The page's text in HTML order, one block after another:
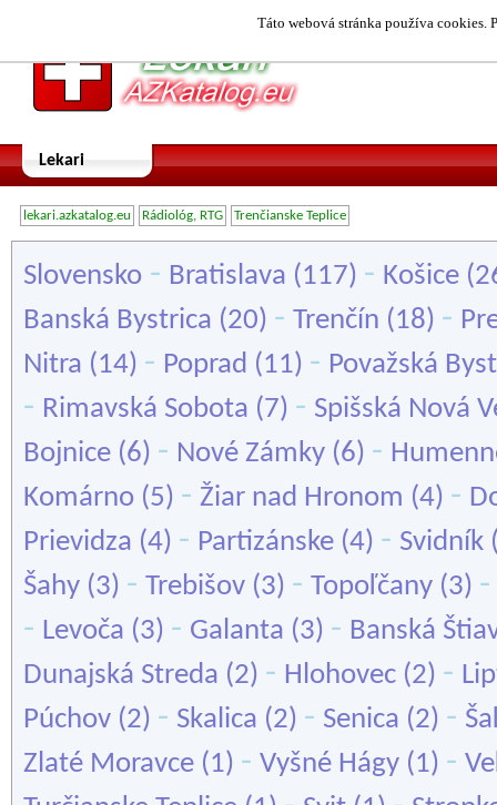
Táto webová stránka používa cookies.
Lekari
lekari.azkatalog.eu Rádiológ, RTG Trenčianske Teplice
Slovensko - Bratislava (117) - Košice
Banská Bystrica (20) - Trenčín (18) -
Nitra (14) - Poprad (11) - Považská
- Rimavská Sobota (7) - Spišská Nová
Bojnice (6) - Nové Zámky (6) -
Komárno (5) - Žiar nad Hronom (4) -
Prievidza (4) - Partizánske (4) - Svidník
Šahy (3) - Trebišov (3) - Topoľčany (3) -
- Levoča (3) - Galanta (3) - Banská
Dunajská Streda (2) - Hlohovec (2) -
Púchov (2) - Skalica (2) - Senica (2) -
Zlaté Moravce (1) - Vyšné Hágy (1) -